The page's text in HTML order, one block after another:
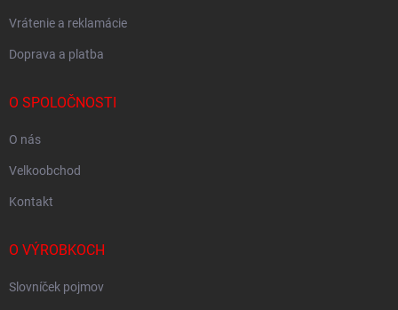
Vrátenie a reklamácie
Doprava a platba
O SPOLOČNOSTI
O nás
Velkoobchod
Kontakt
O VÝROBKOCH
Slovníček pojmov